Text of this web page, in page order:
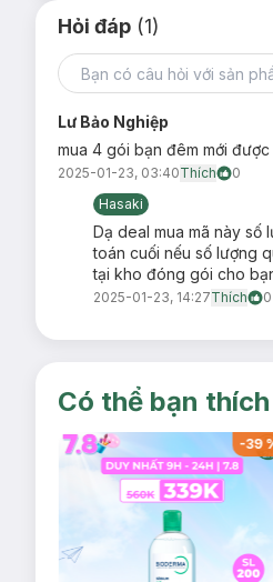
Hỏi đáp (1)
Lư Bảo Nghiệp
mua 4 gói bạn đêm mới
2025-01-23, 03:40Thích
0
Hasaki
Dạ deal mua mã này số
toán cuối nếu số lượng
tại kho đóng gói cho
2025-01-23, 14:27Thích 0
Có thể bạn thích
-39